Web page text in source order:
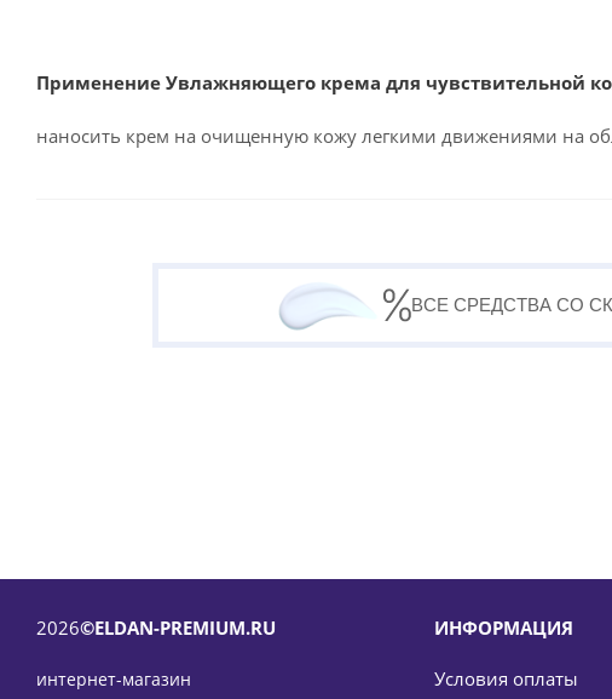
Применение Увлажняющего крема для чувствительной
наносить крем на очищенную кожу легкими движениями на
ВСЕ СРЕДСТВА СО
2026©ELDAN-PREMIUM.RU
интернет-магазин
ИНФОРМАЦИЯ
Условия оплаты